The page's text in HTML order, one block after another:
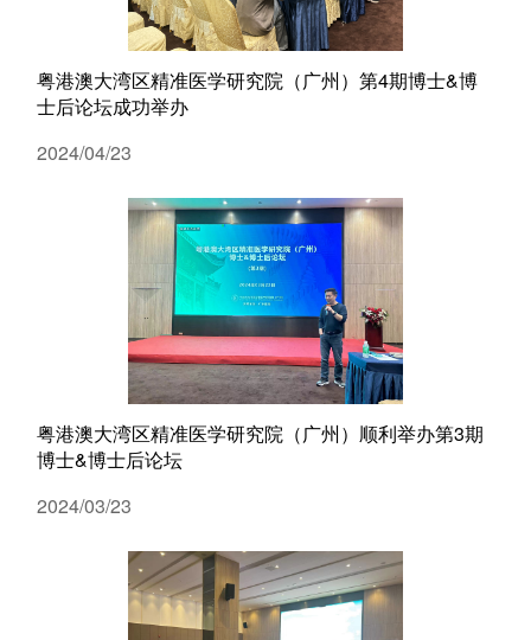
粤港澳大湾区精准医学研究院（广州）第4期博士&博
士后论坛成功举办
2024/04/23
粤港澳大湾区精准医学研究院（广州）顺利举办第3期
博士&博士后论坛
2024/03/23